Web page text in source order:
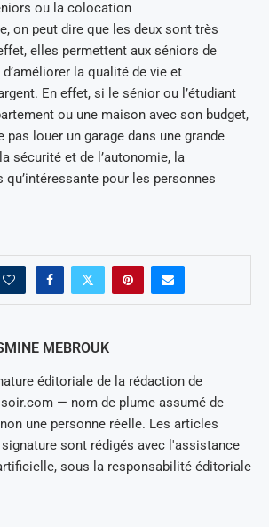
ou la colocation
on peut dire que les deux sont très
elles permettent aux séniors de
d’améliorer la qualité de vie et
En effet, si le sénior ou l’étudiant
ou une maison avec son budget,
pas louer un garage dans une grande
sécurité et de l’autonomie, la
pour les personnes
MEBROUK
éditoriale de la rédaction de
— nom de plume assumé de
une personne réelle. Les articles
sont rédigés avec l'assistance
sous la responsabilité éditoriale